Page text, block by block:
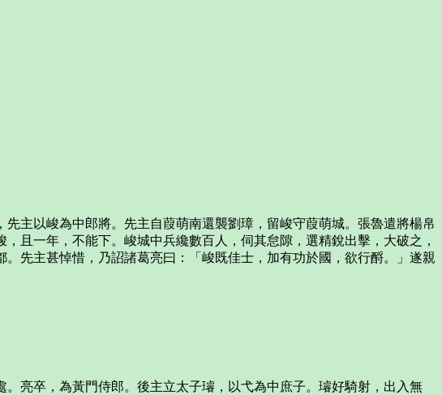
主以峻為中郎將。先主自葭萌南還襲劉璋，留峻守葭萌城。張魯遣將楊帛
且一年，不能下。峻城中兵纔數百人，伺其怠隙，選精銳出擊，大破之，
先主甚悼惜，乃詔諸葛亮曰：「峻既佳士，加有功於國，欲行酹。」遂親
亮卒，為黃門侍郎。後主立太子璿，以弋為中庶子。璿好騎射，出入無